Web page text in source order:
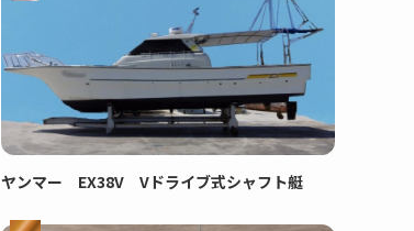
ヤンマー EX38V Vドライブ式シャフト艇